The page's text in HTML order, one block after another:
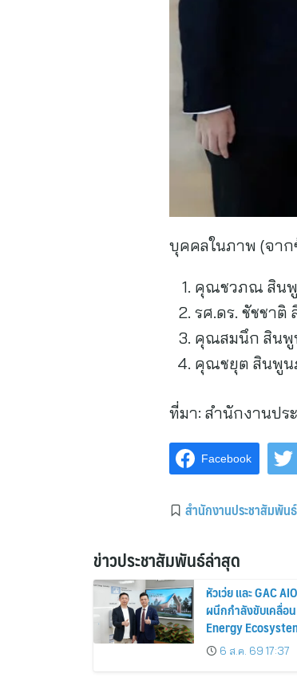
บุคคลในภาพ (จาก
คุณชวภณ สินพู
รศ.ดร. ชัชชาติ
คุณสมนึก สิน
คุณชยุต สินพูน
ที่มา: สำนักงานปร
Facebook
สำนักงานประชาสัมพัน
ข่าวประชาสัมพันธ์ล่าสุด
หัวเว่ย และ GAC
ผนึกกำลังขับเคลื่อ
Energy
GN8 PHEV รถยนต์
พรีเมียม เข้ากับพลัง
6 ส.ค. 69 17:37